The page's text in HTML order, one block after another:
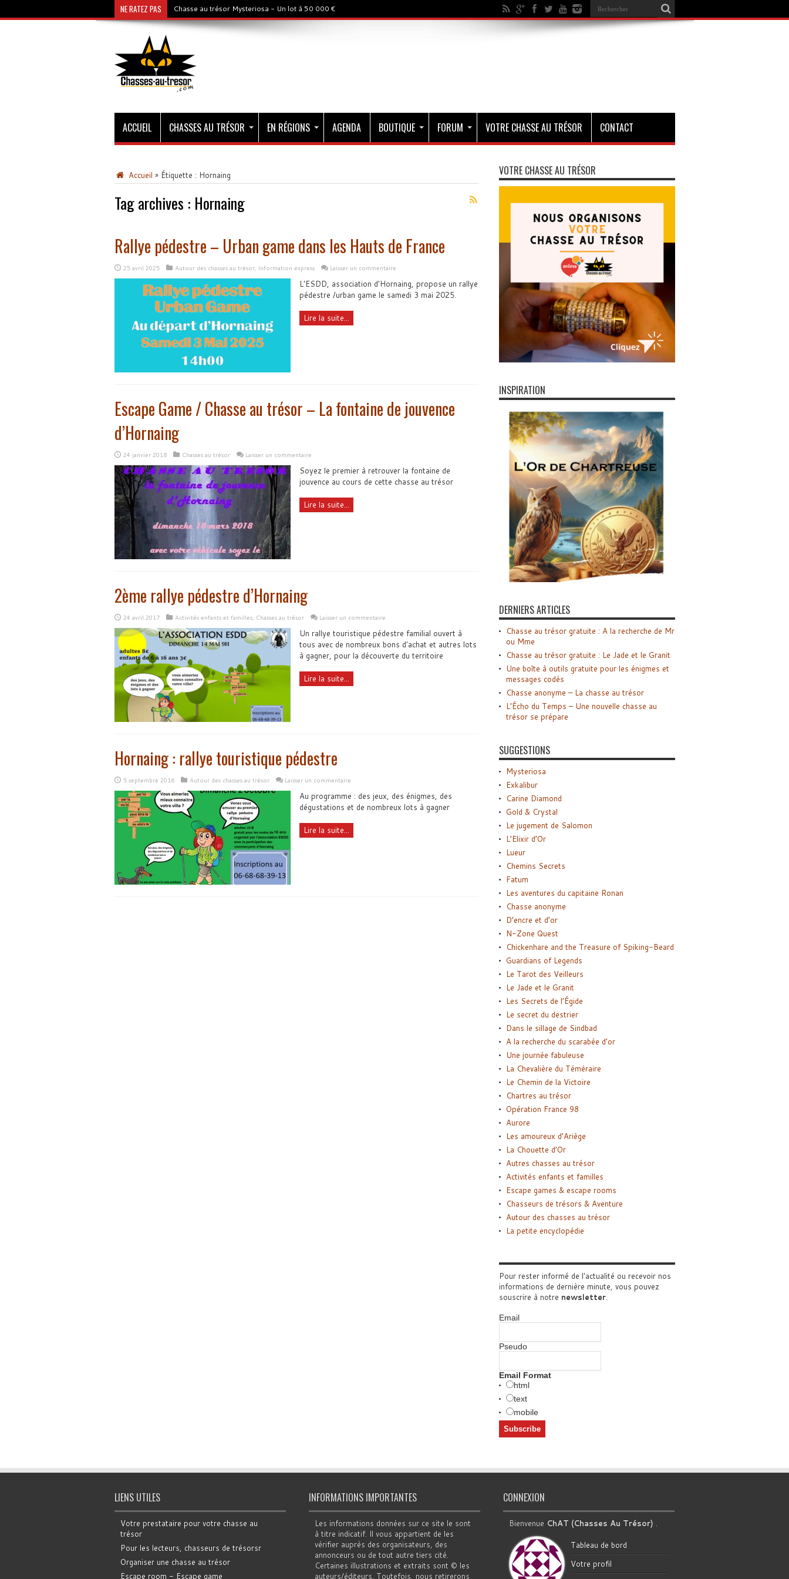
NE RATEZ PAS Chasse au trésor Mysteriosa - Un lot à 50 000 €
ACCUEIL CHASSES AU TRÉSOR EN RÉGIONS AGENDA BOUTIQUE FORUM VOTRE CHASSE AU TRÉSOR CONTACT
Accueil » Étiquette : Hornaing
Tag archives : Hornaing
Rallye pédestre – Urban game dans les Hauts de France
25 avril 2025 Autour des chasses au trésor, Information express Laisser un commentaire
L'ESDD, association d'Hornaing, propose un rallye
pédestre /urban game le samedi 3 mai 2025.
Lire la suite...
Escape Game / Chasse au trésor – La fontaine de jouvence
d’Hornaing
24 janvier 2018 Chasses au trésor Laisser un commentaire
Soyez le premier à retrouver la fontaine de
jouvence au cours de cette chasse au trésor
Lire la suite...
2ème rallye pédestre d’Hornaing
24 avril 2017 Activités enfants et familles, Chasses au trésor Laisser un commentaire
Un rallye touristique pédestre familial ouvert à
tous avec de nombreux bons d'achat et autres lots
à gagner, pour la découverte du territoire
Lire la suite...
Hornaing : rallye touristique pédestre
5 septembre 2016 Autour des chasses au trésor Laisser un commentaire
Au programme : des jeux, des énigmes, des
dégustations et de nombreux lots à gagner
Lire la suite...
VOTRE CHASSE AU TRÉSOR
INSPIRATION
DERNIERS ARTICLES
Chasse au trésor gratuite : A la recherche de Mr
ou Mme
Chasse au trésor gratuite : Le Jade et le Granit
Une boîte à outils gratuite pour les énigmes et
messages codés
Chasse anonyme – La chasse au trésor
L’Écho du Temps – Une nouvelle chasse au
trésor se prépare
SUGGESTIONS
Mysteriosa
Exkalibur
Carine Diamond
Gold & Crystal
Le jugement de Salomon
L’Elixir d’Or
Lueur
Chemins Secrets
Fatum
Les aventures du capitaine Ronan
Chasse anonyme
D’encre et d’or
N-Zone Quest
Chickenhare and the Treasure of Spiking-Beard
Guardians of Legends
Le Tarot des Veilleurs
Le Jade et le Granit
Les Secrets de l’Égide
Le secret du destrier
Dans le sillage de Sindbad
A la recherche du scarabée d’or
Une journée fabuleuse
La Chevalière du Téméraire
Le Chemin de la Victoire
Chartres au trésor
Opération France 98
Aurore
Les amoureux d’Ariège
La Chouette d’Or
Autres chasses au trésor
Activités enfants et familles
Escape games & escape rooms
Chasseurs de trésors & Aventure
Autour des chasses au trésor
La petite encyclopédie
Pour rester informé de l'actualité ou recevoir nos
informations de dernière minute, vous pouvez
souscrire à notre newsletter.
Email
Pseudo
Email Format
html
text
mobile
LIENS UTILES
Votre prestataire pour votre chasse au
trésor
Pour les lecteurs, chasseurs de trésorsr
Organiser une chasse au trésor
Escape room - Escape game
INFORMATIONS IMPORTANTES
Les informations données sur ce site le sont
à titre indicatif. Il vous appartient de les
vérifier auprès des organisateurs, des
annonceurs ou de tout autre tiers cité.
Certaines illustrations et extraits sont © les
auteurs/éditeurs. Toutefois, nous retirerons
CONNEXION
Bienvenue ChAT (Chasses Au Trésor) .
Tableau de bord
Votre profil